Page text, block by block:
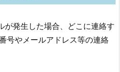
が発生した場合、どこに連絡す
号やメールアドレス等の連絡